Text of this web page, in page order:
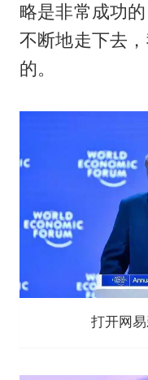
略是非常成功
不断地走下去
的。
打开网